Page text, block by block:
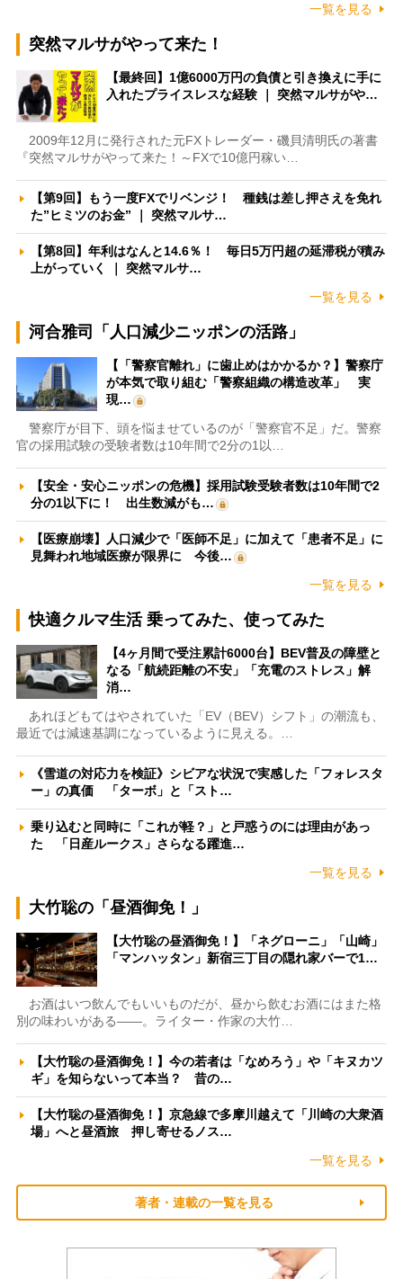
一覧を見る
突然マルサがやって来た！
【最終回】1億6000万円の負債と引き換えに手に
入れたプライスレスな経験 ｜ 突然マルサがや…
2009年12月に発行された元FXトレーダー・磯貝清明氏の著書
『突然マルサがやって来た！～FXで10億円稼い…
【第9回】もう一度FXでリベンジ！ 種銭は差し押さえを免れ
た”ヒミツのお金” ｜ 突然マルサ…
【第8回】年利はなんと14.6％！ 毎日5万円超の延滞税が積み
上がっていく ｜ 突然マルサ…
一覧を見る
河合雅司「人口減少ニッポンの活路」
【「警察官離れ」に歯止めはかかるか？】警察庁
が本気で取り組む「警察組織の構造改革」 実
現…
警察庁が目下、頭を悩ませているのが「警察官不足」だ。警察
官の採用試験の受験者数は10年間で2分の1以…
【安全・安心ニッポンの危機】採用試験受験者数は10年間で2
分の1以下に！ 出生数減がも…
【医療崩壊】人口減少で「医師不足」に加えて「患者不足」に
見舞われ地域医療が限界に 今後…
一覧を見る
快適クルマ生活 乗ってみた、使ってみた
【4ヶ月間で受注累計6000台】BEV普及の障壁と
なる「航続距離の不安」「充電のストレス」解
消…
あれほどもてはやされていた「EV（BEV）シフト」の潮流も、
最近では減速基調になっているように見える。…
《雪道の対応力を検証》シビアな状況で実感した「フォレスタ
ー」の真価 「ターボ」と「スト…
乗り込むと同時に「これが軽？」と戸惑うのには理由があっ
た 「日産ルークス」さらなる躍進…
一覧を見る
大竹聡の「昼酒御免！」
【大竹聡の昼酒御免！】「ネグローニ」「山崎」
「マンハッタン」新宿三丁目の隠れ家バーで1…
お酒はいつ飲んでもいいものだが、昼から飲むお酒にはまた格
別の味わいがある――。ライター・作家の大竹…
【大竹聡の昼酒御免！】今の若者は「なめろう」や「キヌカツ
ギ」を知らないって本当？ 昔の…
【大竹聡の昼酒御免！】京急線で多摩川越えて「川崎の大衆酒
場」へと昼酒旅 押し寄せるノス…
一覧を見る
著者・連載の一覧を見る